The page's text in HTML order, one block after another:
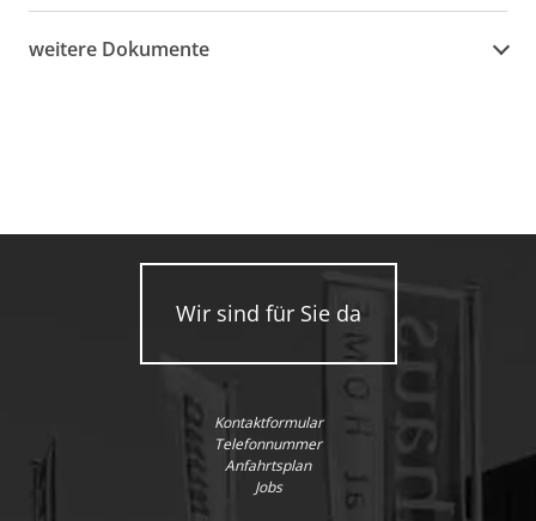
weitere Dokumente
Wir sind für Sie da
Kontaktformular
Telefonnummer
Anfahrtsplan
Jobs